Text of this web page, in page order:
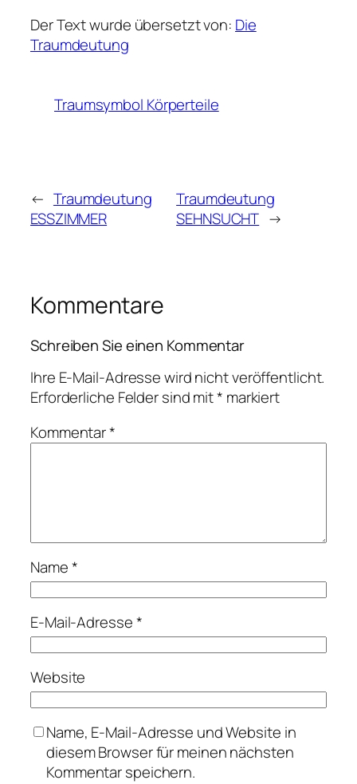
Der Text wurde übersetzt von: Die
Traumdeutung
Traumsymbol Körperteile
← Traumdeutung
ESSZIMMER
Traumdeutung
SEHNSUCHT →
Kommentare
Schreiben Sie einen Kommentar
Ihre E-Mail-Adresse wird nicht veröffentlicht.
Erforderliche Felder sind mit* markiert
Kommentar*
Name*
E-Mail-Adresse*
Website
Name, E-Mail-Adresse und Website in
diesem Browser für meinen nächsten
Kommentar speichern.